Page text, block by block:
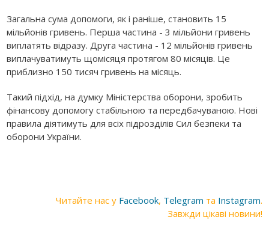
Загальна сума допомоги, як і раніше, становить 15
мільйонів гривень. Перша частина - 3 мільйони гривень
виплатять відразу. Друга частина - 12 мільйонів гривень
виплачуватимуть щомісяця протягом 80 місяців. Це
приблизно 150 тисяч гривень на місяць.
Такий підхід, на думку Міністерства оборони, зробить
фінансову допомогу стабільною та передбачуваною. Нові
правила діятимуть для всіх підрозділів Сил безпеки та
оборони України.
Читайте нас у Facebook, Telegram та Instagram.
Завжди цікаві новини!